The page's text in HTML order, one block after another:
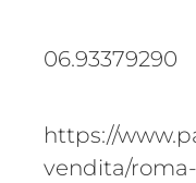
06.93379290
https://
vendita/